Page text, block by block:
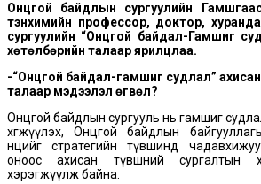
Онцгой байдлын сургуулийн
тэнхимийн профессор, доктор,
сургуулийн “Онцгой байдал-Гамшиг
хөтөлбөрийн талаар ярилцлаа.
-“Онцгой байдал-гамшиг судлал” ахисан
талаар мэдээлэл өгвөл?
Онцгой байдлын сургууль нь гамшиг
хөгжүүлэх, Онцгой байдлын
нөөцийг стратегийн түвшинд
оноос ахисан түвшний сургалтын
хэрэгжүүлж байна.